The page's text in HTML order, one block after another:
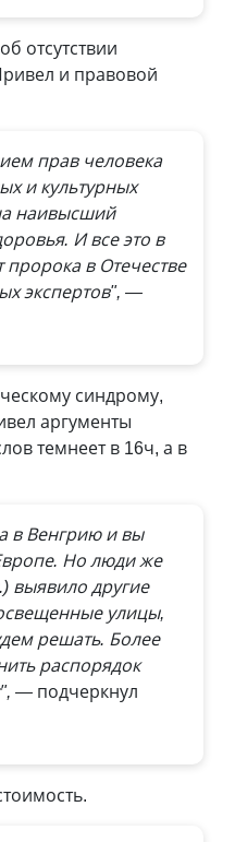
отсутствии
и правовой
прав человека
и культурных
наивысший
И все это в
в Отечестве
экспертов", —
синдрому,
аргументы
темнеет в 16ч, а в
в Венгрию и вы
Но люди же
выявило другие
улицы,
решать. Более
распорядок
— подчеркнул